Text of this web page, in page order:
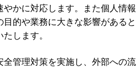
かに対応します。また個人情報
的や業務に大きな影響があると
します。
管理対策を実施し、外部への流